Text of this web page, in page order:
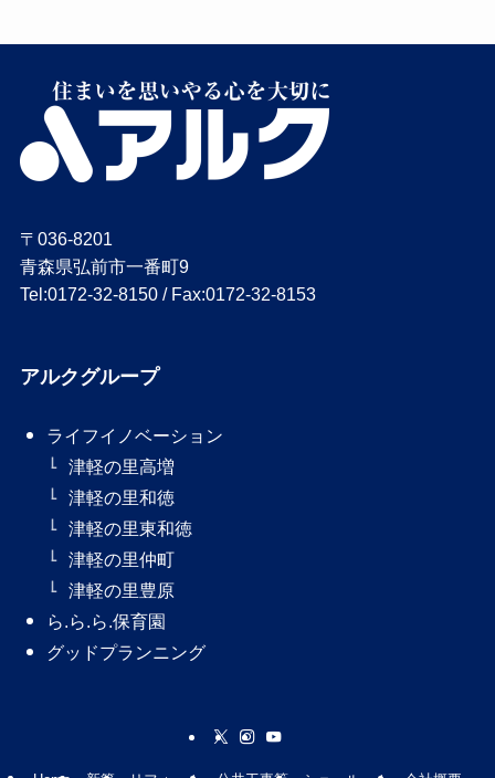
〒036-8201
青森県弘前市一番町9
Tel:0172-32-8150 / Fax:0172-32-8153
アルクグループ
ライフイノベーション
津軽の里高増
津軽の里和徳
津軽の里東和徳
津軽の里仲町
津軽の里豊原
ら.ら.ら.保育園
グッドプランニング